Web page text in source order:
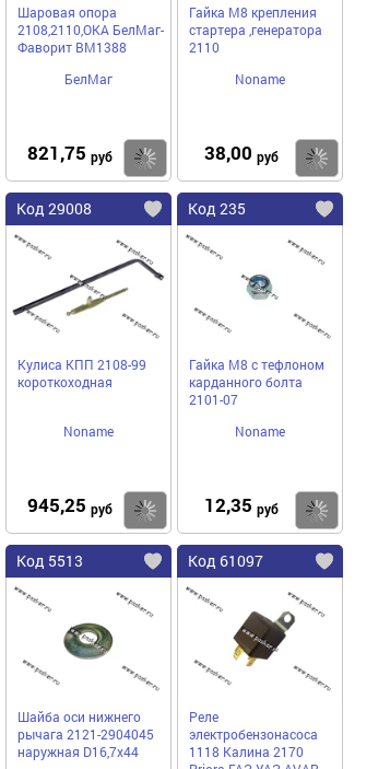
Шаровая опора
2108,2110,ОКА БелМаг-
Фаворит BM1388
БелМаг
821,75 руб Купить
Гайка М8 крепления
стартера ,генератора
2110
Noname
38,00 руб
Код 29008
Кулиса КПП 2108-99
короткоходная
Noname
945,25 руб Купить
Код 235
Гайка М8 с тефлоном
карданного болта
2101-07
Noname
12,35 руб
Код 5513
Шайба оси нижнего
рычага 2121-2904045
наружная D16,7х44
Код 61097
Реле
электробензонасоса
1118 Калина 2170